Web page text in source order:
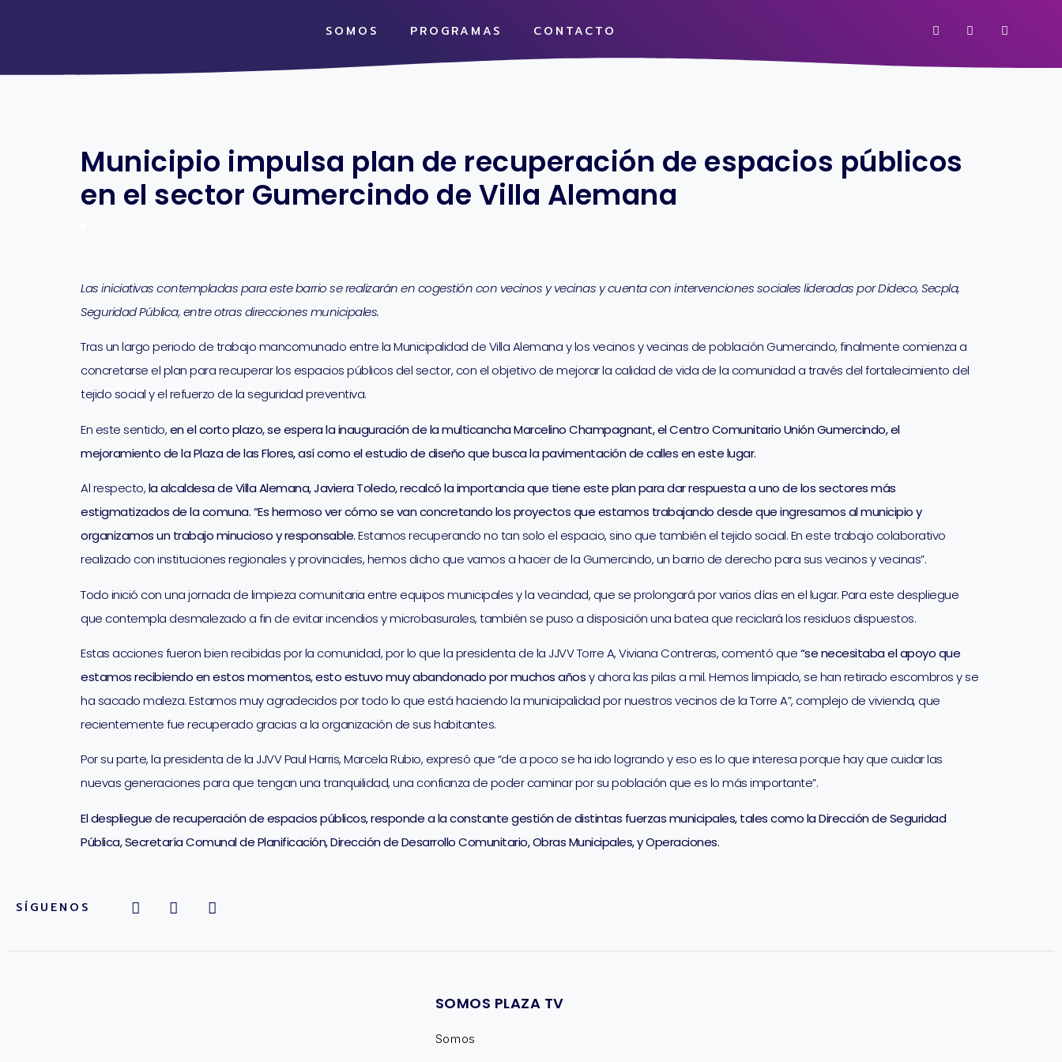
SOMOS PROGRAMAS CONTACTO
Municipio impulsa plan de recuperación de espacios públicos
en el sector Gumercindo de Villa Alemana
Las iniciativas contempladas para este barrio se realizarán en cogestión con vecinos y vecinas y cuenta con intervenciones sociales lideradas por Dideco, Secpla,
Seguridad Pública, entre otras direcciones municipales.
Tras un largo periodo de trabajo mancomunado entre la Municipalidad de Villa Alemana y los vecinos y vecinas de población Gumercindo, finalmente comienza a
concretarse el plan para recuperar los espacios públicos del sector, con el objetivo de mejorar la calidad de vida de la comunidad a través del fortalecimiento del
tejido social y el refuerzo de la seguridad preventiva.
En este sentido,en el corto plazo, se espera la inauguración de la multicanchaMarcelino Champagnant, el Centro Comunitario Unión Gumercindo, el
mejoramiento de la Plaza de las Flores, así como el estudio de diseño que busca la pavimentación de calles en este lugar.
Al respecto,la alcaldesa de Villa Alemana, Javiera Toledo, recalcó la importancia que tiene este plan para dar respuesta a uno de los sectores más
estigmatizados de la comuna. “Es hermoso ver cómo se van concretando los proyectos que estamos trabajando desde que ingresamos al municipio y
organizamos un trabajo minucioso y responsable.Estamos recuperando no tan solo el espacio, sino que también el tejido social. En este trabajo colaborativo
realizado con instituciones regionales y provinciales, hemos dicho que vamos a hacer de la Gumercindo, un barrio de derecho para sus vecinos y vecinas”.
Todo inició con una jornada de limpieza comunitaria entre equipos municipales y la vecindad, que se prolongará por varios días en el lugar. Para este despliegue
que contempla desmalezado a fin de evitar incendios y microbasurales, también se puso a disposición una batea que reciclará los residuos dispuestos.
Estas acciones fueron bien recibidas por la comunidad, por lo que la presidenta de la JJVV Torre A, Viviana Contreras, comentó que“se necesitaba el apoyo que
estamos recibiendo en estos momentos, esto estuvo muy abandonado por muchos añosy ahora las pilas a mil. Hemos limpiado, se han retirado escombros y se
ha sacado maleza. Estamos muy agradecidos por todo lo que está haciendo la municipalidad por nuestros vecinos de la Torre A”, complejo de vivienda, que
recientemente fue recuperado gracias a la organización de sus habitantes.
Por su parte, la presidenta de la JJVV Paul Harris, Marcela Rubio, expresó que “de a poco se ha ido logrando y eso es lo que interesa porque hay que cuidar las
nuevas generaciones para que tengan una tranquilidad, una confianza de poder caminar por su población que es lo más importante”.
El despliegue de recuperación de espacios públicos, responde a la constante gestión de distintas fuerzas municipales, tales como la Dirección de Seguridad
Pública, Secretaría Comunal de Planificación, Dirección de Desarrollo Comunitario, Obras Municipales, y Operaciones.
SÍGUENOS
SOMOS PLAZA TV
Somos